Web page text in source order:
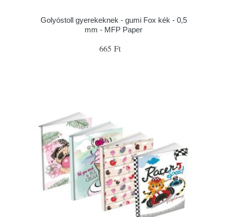
Golyóstoll gyerekeknek - gumi Fox kék - 0,5
mm - MFP Paper
665 Ft